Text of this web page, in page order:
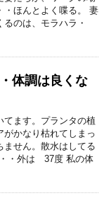
・ほんとよく喋る。 妻
のは、モラハラ・
体調は良くな
てます。プランタの植
かなり枯れてしまっ
ません。散水はしてる
・外は 37度 私の体